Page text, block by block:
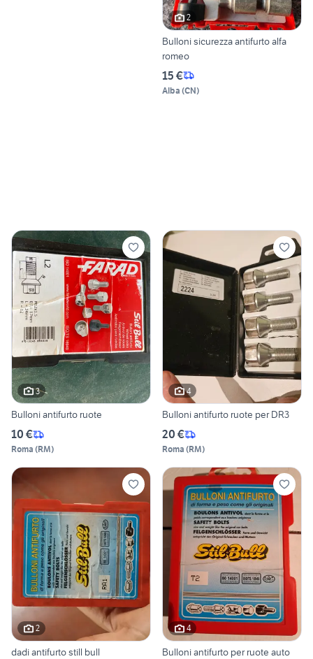
2
Bulloni sicurezza antifurto alfa
romeo
15 €
Alba (CN)
3
Bulloni antifurto ruote
10 €
Roma (RM)
4
Bulloni antifurto ruote per DR3
20 €
Roma (RM)
2
dadi antifurto still bull
4
Bulloni antifurto per ruote auto